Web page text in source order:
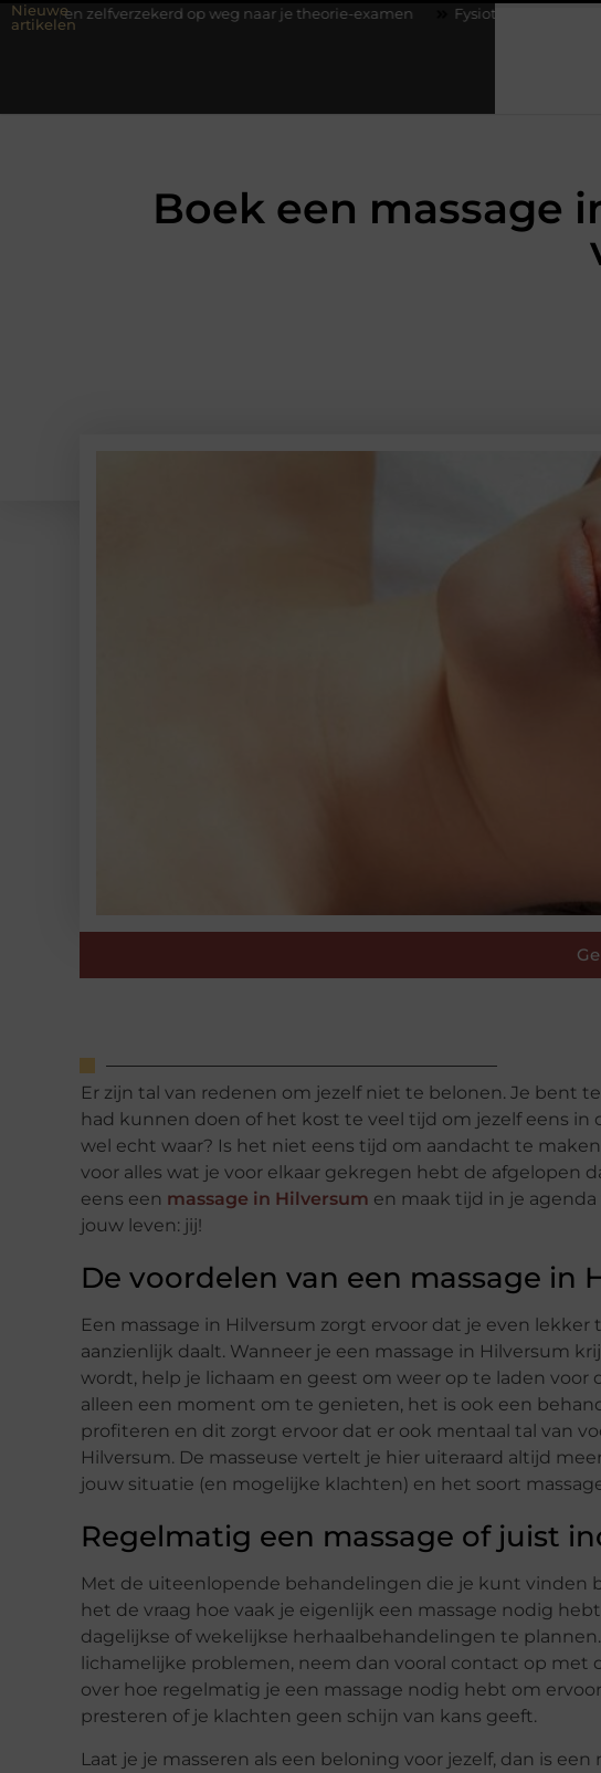
Nieuwe
artikelen
op weg naar je theorie-examen Fysiotherapie Hilversum:
Boek een massage
Er zijn tal van redenen om jezelf niet te belonen. Je bent
had kunnen doen of het kost te veel tijd om jezelf eens
wel echt waar? Is het niet eens tijd om aandacht te
voor alles wat je voor elkaar gekregen hebt de afgelopen
eens een massage in Hilversum en maak tijd in je
jouw leven: jij!
De voordelen van een massage in
Een massage in Hilversum zorgt ervoor dat je even
aanzienlijk daalt. Wanneer je een massage in Hilversum
wordt, help je lichaam en geest om weer op te laden
alleen een moment om te genieten, het is ook een
profiteren en dit zorgt ervoor dat er ook mentaal tal van
Hilversum. De masseuse vertelt je hier uiteraard altijd
jouw situatie (en mogelijke klachten) en het soort
Regelmatig een massage of juist
Met de uiteenlopende behandelingen die je kunt vinden
het de vraag hoe vaak je eigenlijk een massage nodig
dagelijkse of wekelijkse herhaalbehandelingen te
lichamelijke problemen, neem dan vooral contact op
over hoe regelmatig je een massage nodig hebt om
presteren of je klachten geen schijn van kans geeft.
Laat je je masseren als een beloning voor jezelf, dan is